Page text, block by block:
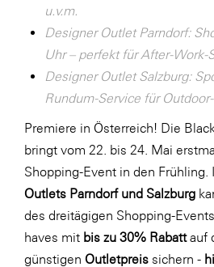
GBV - Verband
Bauvereinigungen
Getzner Werkstoffe
Heimat Österreich
ikp
Johnson & Johnson
JELD-WEN DANA
kosaplaner
LAT Nitrogen
u.v.m.
Designer Outlet Parndorf:
Uhr – perfekt für After-Work-
Designer Outlet Salzburg:
Rundum-Service für
Premiere in Österreich! Die
bringt vom 22. bis 24. Mai
Shopping-Event in den Frühling.
Outlets Parndorf und Salzburg
des dreitägigen Shopping-
haves mit bis zu 30% Rabattauf
günstigen Outletpreis sichern -